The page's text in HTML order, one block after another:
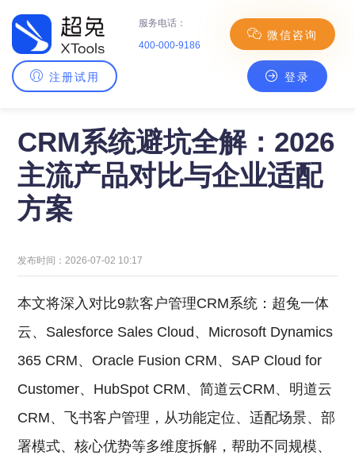
服务电话：
400-000-9186
微信咨询
注册试用 登录
主页>CRM百科> CRM系统避坑全解：2026主流产品对比与企业适配方案
CRM系统避坑全解：2026
主流产品对比与企业适配
方案
发布时间：2026-07-02 10:17
本文将深入对比9款客户管理CRM系统：超兔一体
云、Salesforce Sales Cloud、Microsoft Dynamics
365 CRM、Oracle Fusion CRM、SAP Cloud for
Customer、HubSpot CRM、简道云CRM、明道云
CRM、飞书客户管理，从功能定位、适配场景、部
署模式、核心优势等多维度拆解，帮助不同规模、